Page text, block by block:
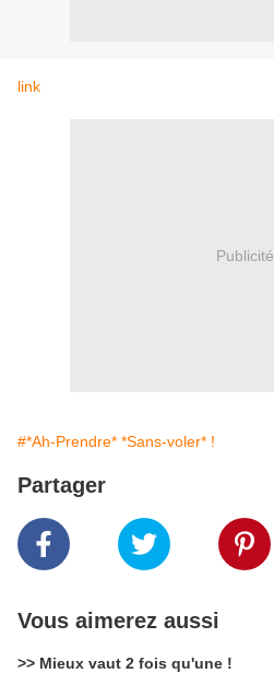
link
Publicité
#*Ah-Prendre* *Sans-voler* !
Partager
Vous aimerez aussi
>> Mieux vaut 2 fois qu'une !